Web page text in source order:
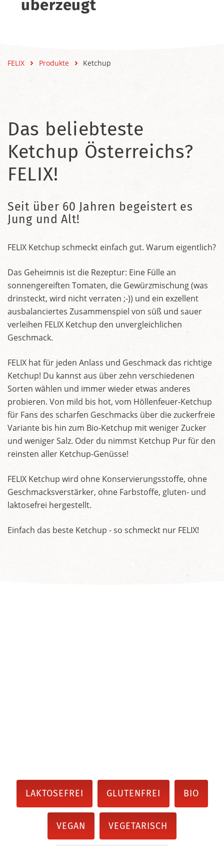
überzeugt
FELIX Produkte Ketchup
Das beliebteste
Ketchup Österreichs?
FELIX!
Seit über 60 Jahren begeistert es
Jung und Alt!
FELIX Ketchup schmeckt einfach gut. Warum eigentlich?
Das Geheimnis ist die Rezeptur: Eine Fülle an
sonnengereiften Tomaten, die Gewürzmischung (was
drinsteckt, wird nicht verraten ;-)) und ein exzellent
ausbalanciertes Zusammenspiel von süß und sauer
verleihen FELIX Ketchup den unvergleichlichen
Geschmack.
FELIX hat für jeden Anlass und Geschmack das richtige
Ketchup! Du kannst aus über zehn verschiedenen
Sorten wählen und immer wieder etwas anderes
probieren. Von mild bis hot, vom Höllenfeuer-Ketchup
für Fans des scharfen Geschmacks über die zuckerfreie
Variante bis hin zum Bio-Ketchup mit weniger Zucker
und weniger Salz. Oder du nimmst Ketchup Pur für den
reinsten aller Ketchup-Genüsse!
FELIX Ketchup wird ohne Konservierungsstoffe, ohne
Geschmacksverstärker, ohne Farbstoffe, gluten- und
laktosefrei hergestellt.
Einfach das beste Ketchup - so schmeckt nur FELIX!
LAKTOSEFREI GLUTENFREI BIO
VEGAN VEGETARISCH